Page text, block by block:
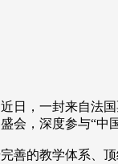
日，一封来自
，深度参与“中
善的教学体系、